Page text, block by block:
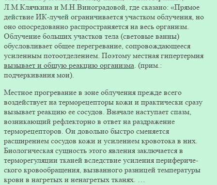
Л.М.Клячкина и М.Н.Виноградовой, где сказано: «Прямое
действие ИК-лучей ограничивается участком облучения, но
оно опосредованно распространяется на весь организм.
Облучение больших участков тела (све­товые ванны)
обусловливает общее перегревание, со­провождающееся
усиленным потоотделением. Поэтому местная гипертермия
вызывает и общую реакцию орга­низма. (прим.:
подчеркивания мои).
Местное прогревание в зоне облучения прежде всего
воздействует на терморецепторы кожи и практически сра­зу
вызывает реакцию ее сосудов. Вначале наступает спазм,
возникающий рефлекторно в ответ на раздраже­ние
терморецепторов. Он довольно быстро сменяется
расширением сосудов кожи и усилением кровотока в них.
Биологическая сущность этого явления заключается в
терморегуляции тканей вследствие усиления перифериче­
ского кровообращения, вызванного разницей температуры
крови в нагретых и ненагретых тканях. …